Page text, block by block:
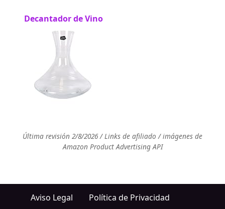
Decantador de Vino
Última revisión 2/8/2026 / Links de afiliado / imágenes de
Amazon Product Advertising API
Aviso Legal Política de Privacidad